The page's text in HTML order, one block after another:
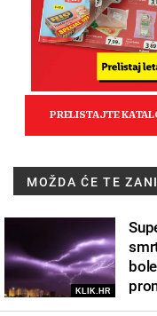
MOŽDA ĆE TE
KLIK.HR